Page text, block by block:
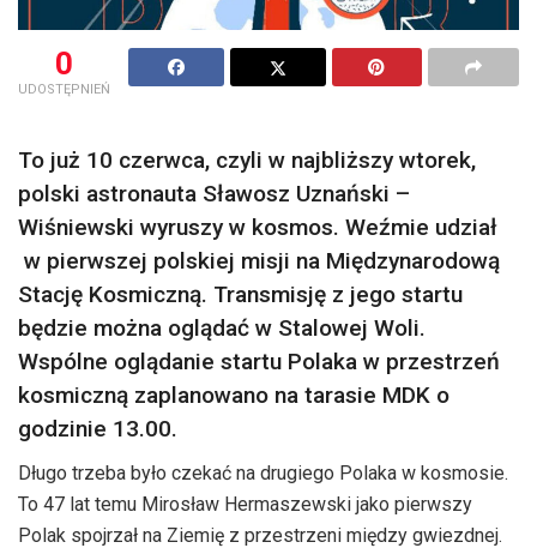
0
UDOSTĘPNIEŃ
To już 10 czerwca, czyli w najbliższy wtorek,
polski astronauta Sławosz Uznański –
Wiśniewski wyruszy w kosmos. Weźmie udział
w pierwszej polskiej misji na Międzynarodową
Stację Kosmiczną. Transmisję z jego startu
będzie można oglądać w Stalowej Woli.
Wspólne oglądanie startu Polaka w przestrzeń
kosmiczną zaplanowano na tarasie MDK o
godzinie 13.00.
Długo trzeba było czekać na drugiego Polaka w kosmosie.
To 47 lat temu Mirosław Hermaszewski jako pierwszy
Polak spojrzał na Ziemię z przestrzeni między gwiezdnej.